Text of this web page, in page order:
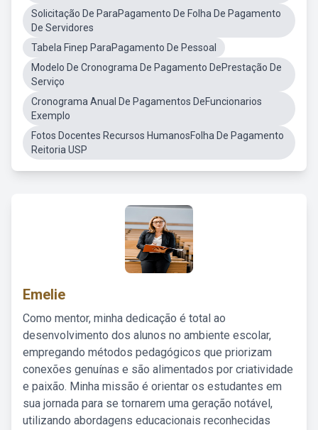
Solicitação De ParaPagamento De Folha De Pagamento
De Servidores
Tabela Finep ParaPagamento De Pessoal
Modelo De Cronograma De Pagamento DePrestação De
Serviço
Cronograma Anual De Pagamentos DeFuncionarios
Exemplo
Fotos Docentes Recursos HumanosFolha De Pagamento
Reitoria USP
Emelie
Como mentor, minha dedicação é total ao
desenvolvimento dos alunos no ambiente escolar,
empregando métodos pedagógicos que priorizam
conexões genuínas e são alimentados por criatividade
e paixão. Minha missão é orientar os estudantes em
sua jornada para se tornarem uma geração notável,
utilizando abordagens educacionais reconhecidas